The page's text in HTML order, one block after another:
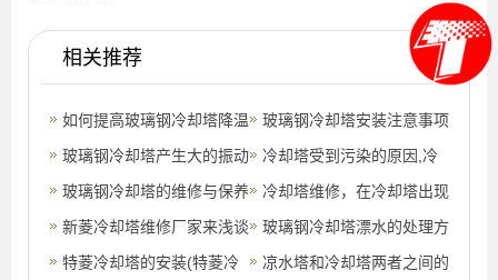
相关推荐
如何提高玻璃钢冷却塔降温
系统的使用效果(玻璃钢冷
却塔有什
玻璃钢冷却塔安装注意事项
玻璃钢冷却塔产生大的振动
声响减小方法介绍(玻璃钢
冷却塔检
冷却塔受到污染的原因,冷
却塔为什么会散发白烟
玻璃钢冷却塔的维修与保养
冷却塔维修，在冷却塔出现
明显漂水现象时怎么办(冷
却塔大量耗
新菱冷却塔维修厂家来浅谈
一下冷却塔维修的重要性
玻璃钢冷却塔漂水的处理方
法(玻璃钢冷却塔水处理)
特菱冷却塔的安装(特菱冷
凉水塔和冷却塔两者之间的